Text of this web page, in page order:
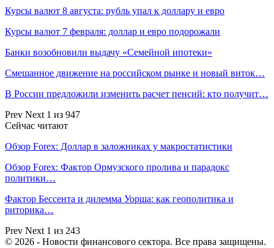
Курсы валют 8 августа: рубль упал к доллару и евро
Курсы валют 7 февраля: доллар и евро подорожали
Банки возобновили выдачу «Семейной ипотеки»
Смешанное движение на российском рынке и новый виток…
В России предложили изменить расчет пенсий: кто получит…
Prev Next 1 из 947
Сейчас читают
Обзор Forex: Доллар в заложниках у макростатистики
Обзор Forex: Фактор Ормузского пролива и парадокс
политики…
Фактор Бессента и дилемма Уорша: как геополитика и
риторика…
Prev Next 1 из 243
© 2026 - Новости финансового сектора. Все права защищены.